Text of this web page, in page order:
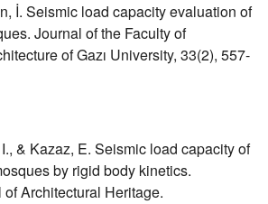
İ. Seismic load capacity evaluation of
Journal of the Faculty of
of Gazı University, 33(2), 557-
& Kazaz, E. Seismic load capacity of
by rigid body kinetics.
Architectural Heritage.